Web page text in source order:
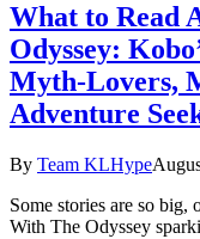
What to Read
Odyssey:
Myth-Lovers,
Adventure
By Team KLHype
Some stories are so big,
With The Odyssey